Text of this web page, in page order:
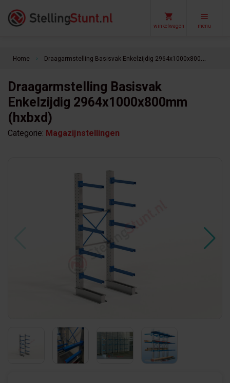
winkelwagen menu
Home keyboard_arrow_right Draagarmstelling Basisvak Enkelzijdig 2964x1000x800mm (hxbxd)
Draagarmstelling Basisvak
Enkelzijdig 2964x1000x800mm
(hxbxd)
Categorie: Magazijnstellingen